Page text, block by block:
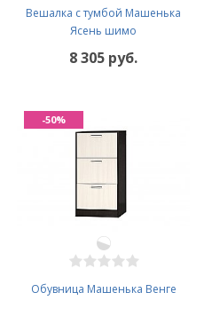
Вешалка с тумбой Машенька
Ясень шимо
8 305 руб.
Обувница Машенька Венге
-50%